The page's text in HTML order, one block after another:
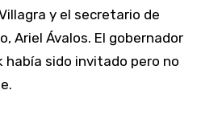
y el secretario de
Ariel Ávalos. El gobernador
había sido invitado pero no